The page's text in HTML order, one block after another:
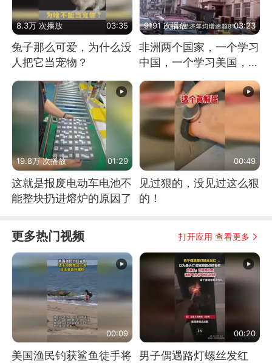
8.3万 次播放 03:35
兔子那么可爱，为什么没
人把它当宠物？
9191 次播放 03:23
非洲两个国家，一个学习
中国，一个学习美国，结
19.8万 次播放 01:29
这就是报废电动车电池不
能整块扔进熔炉的原因了
00:49
见过狠的，没见过这么狠
的！
更多热门视频 打开应用 查看更多
00:09
美国渔民钓获鲨鱼徒手将
00:20
男子偶遇路灯螺丝发红